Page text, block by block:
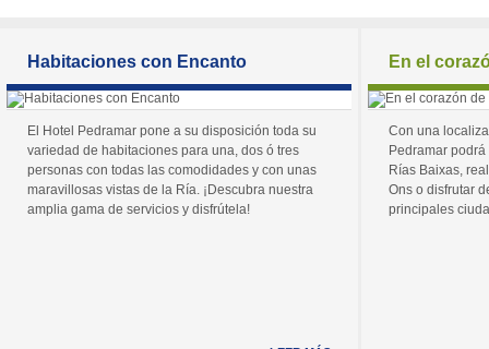
Habitaciones con Encanto
El Hotel Pedramar pone a su disposición toda su
variedad de habitaciones para una, dos ó tres
personas con todas las comodidades y con unas
maravillosas vistas de la Ría. ¡Descubra nuestra
amplia gama de servicios y disfrútela!
En el
Con una
Pedramar
Rías Baixas,
Ons o disfrutar
principales